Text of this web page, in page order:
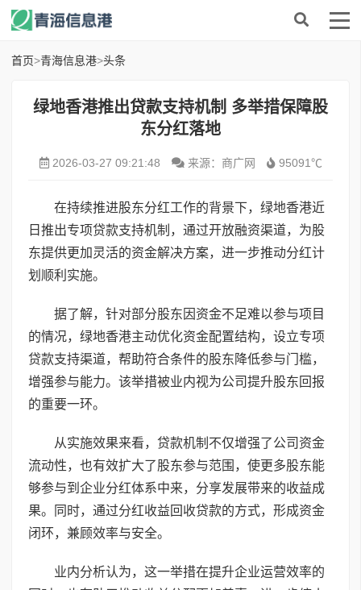
首页>青海信息港>头条
绿地香港推出贷款支持机制 多举措保障股
东分红落地
2026-03-27 09:21:48 来源：商广网 95091℃
在持续推进股东分红工作的背景下，绿地香港近
日推出专项贷款支持机制，通过开放融资渠道，为股
东提供更加灵活的资金解决方案，进一步推动分红计
划顺利实施。
据了解，针对部分股东因资金不足难以参与项目
的情况，绿地香港主动优化资金配置结构，设立专项
贷款支持渠道，帮助符合条件的股东降低参与门槛，
增强参与能力。该举措被业内视为公司提升股东回报
的重要一环。
从实施效果来看，贷款机制不仅增强了公司资金
流动性，也有效扩大了股东参与范围，使更多股东能
够参与到企业分红体系中来，分享发展带来的收益成
果。同时，通过分红收益回收贷款的方式，形成资金
闭环，兼顾效率与安全。
业内分析认为，这一举措在提升企业运营效率的